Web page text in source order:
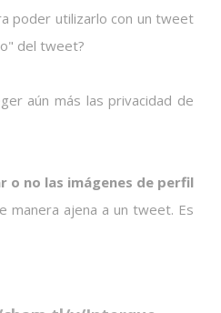
poder utilizarlo con un tweet
del tweet?
aún más las privacidad de
o no las imágenes de perfil
manera ajena a un tweet. Es